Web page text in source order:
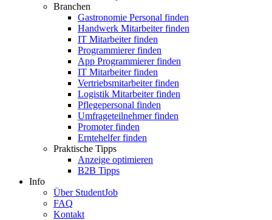
Branchen
Gastronomie Personal finden
Handwerk Mitarbeiter finden
IT Mitarbeiter finden
Programmierer finden
App Programmierer finden
IT Mitarbeiter finden
Vertriebsmitarbeiter finden
Logistik Mitarbeiter finden
Pflegepersonal finden
Umfrageteilnehmer finden
Promoter finden
Erntehelfer finden
Praktische Tipps
Anzeige optimieren
B2B Tipps
Info
Über StudentJob
FAQ
Kontakt